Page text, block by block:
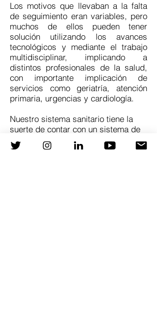
Los motivos que llevaban a la falta
de seguimiento eran variables, pero
muchos de ellos pueden tener
solución utilizando los avances
tecnológicos y mediante el trabajo
multidisciplinar, implicando a
distintos profesionales de la salud,
con importante implicación de
servicios como geriatría, atención
primaria, urgencias y cardiología.
Nuestro sistema sanitario tiene la
suerte de contar con un sistema de
atención primaria, fundamental para
conseguir un buen seguimiento de